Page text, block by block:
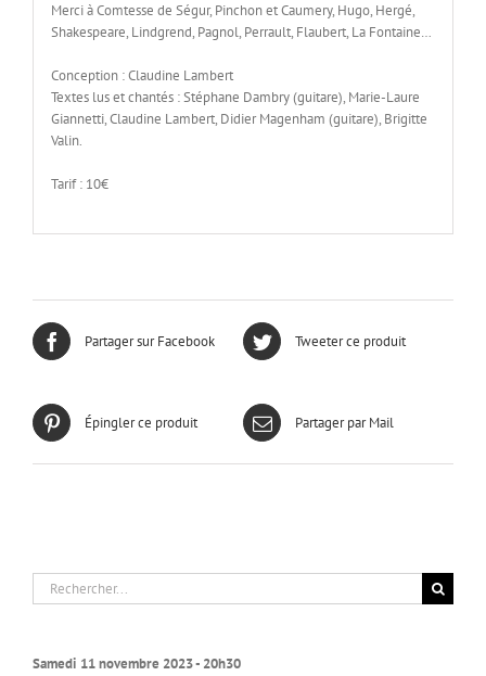
Merci à Comtesse de Ségur, Pinchon et Caumery, Hugo, Hergé,
Shakespeare, Lindgrend, Pagnol, Perrault, Flaubert, La Fontaine…
Conception : Claudine Lambert
Textes lus et chantés : Stéphane Dambry (guitare), Marie-Laure
Giannetti, Claudine Lambert, Didier Magenham (guitare), Brigitte
Valin.
Tarif : 10€
Partager sur Facebook Tweeter ce produit
Épingler ce produit Partager par Mail
Rechercher:
Samedi 11 novembre 2023 - 20h30